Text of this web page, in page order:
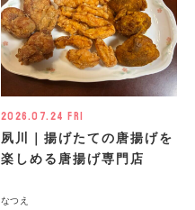
2026.07.24 Fri
夙川｜揚げたての唐揚げを
楽しめる唐揚げ専門店
なつえ